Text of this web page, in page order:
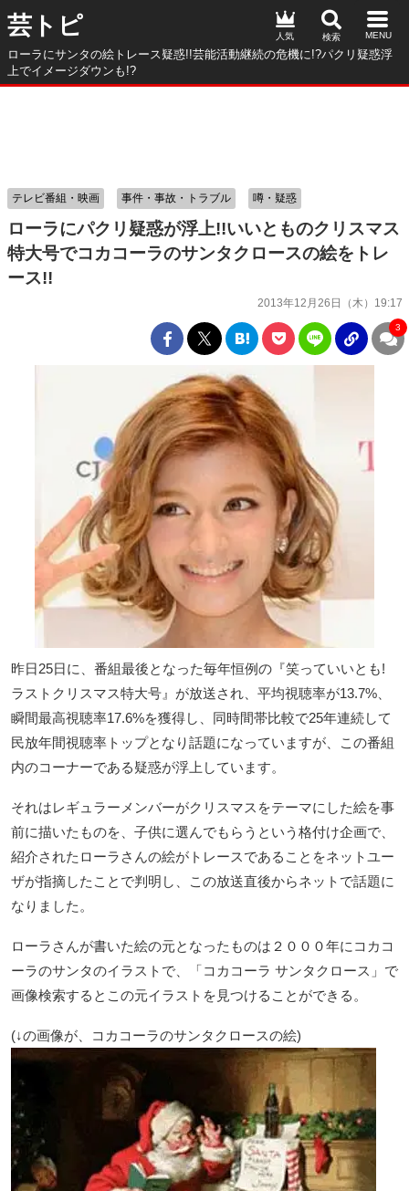
芸トピ
ローラにサンタの絵トレース疑惑!!芸能活動継続の危機に!?パクリ疑惑浮
上でイメージダウンも!?
人気
ローラにパクリ疑惑が浮上!!いいとものクリスマス
特大号でコカコーラのサンタクロースの絵をトレ
ース!!
2013年12月26日（木）19:17
テレビ番組・映画 事件・事故・トラブル 噂・疑惑
3
昨日25日に、番組最後となった毎年恒例の『笑っていいとも!
ラストクリスマス特大号』が放送され、平均視聴率が13.7%、
瞬間最高視聴率17.6%を獲得し、同時間帯比較で25年連続して
民放年間視聴率トップとなり話題になっていますが、この番組
内のコーナーである疑惑が浮上しています。
それはレギュラーメンバーがクリスマスをテーマにした絵を事
前に描いたものを、子供に選んでもらうという格付け企画で、
紹介されたローラさんの絵がトレースであることをネットユー
ザが指摘したことで判明し、この放送直後からネットで話題に
なりました。
ローラさんが書いた絵の元となったものは２０００年にコカコ
ーラのサンタのイラストで、「コカコーラ サンタクロース」で
画像検索するとこの元イラストを見つけることができる。
(↓の画像が、コカコーラのサンタクロースの絵)